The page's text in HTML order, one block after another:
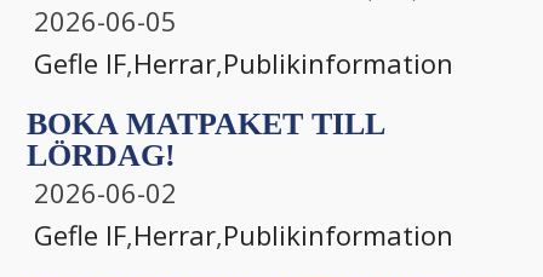
2026-06-05
Gefle IF,Herrar,Publikinformation
BOKA MATPAKET TILL
LÖRDAG!
2026-06-02
Gefle IF,Herrar,Publikinformation